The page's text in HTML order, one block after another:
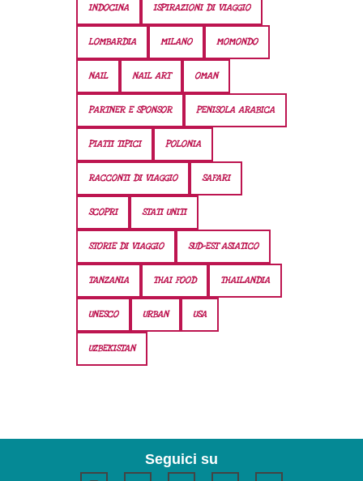
INDOCINA ISPIRAZIONI DI VIAGGIO
LOMBARDIA MILANO MOMONDO
NAIL NAIL ART OMAN
PARTNER E SPONSOR PENISOLA ARABICA
PIATTI TIPICI POLONIA
RACCONTI DI VIAGGIO SAFARI
SCOPRI STATI UNITI
STORIE DI VIAGGIO SUD-EST ASIATICO
TANZANIA THAI FOOD THAILANDIA
UNESCO URBAN USA
UZBEKISTAN
Seguici su